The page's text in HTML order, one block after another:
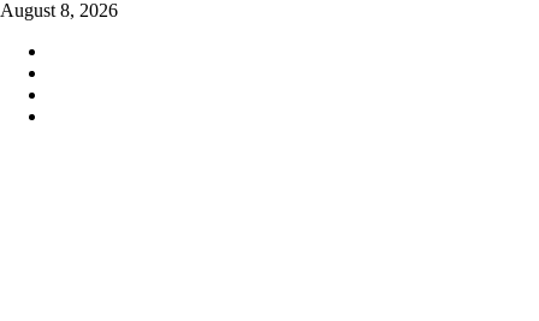
Skip
content
August 8, 2026